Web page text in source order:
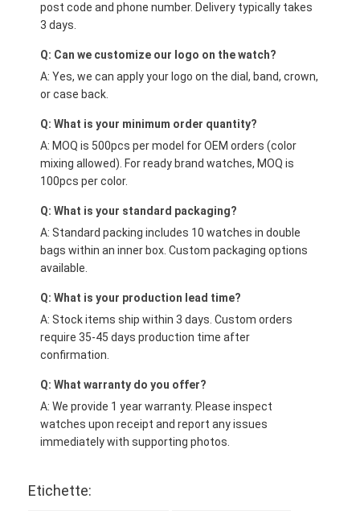
post code and phone number. Delivery typically takes
3 days.
Q: Can we customize our logo on the watch?
A: Yes, we can apply your logo on the dial, band, crown,
or case back.
Q: What is your minimum order quantity?
A: MOQ is 500pcs per model for OEM orders (color
mixing allowed). For ready brand watches, MOQ is
100pcs per color.
Q: What is your standard packaging?
A: Standard packing includes 10 watches in double
bags within an inner box. Custom packaging options
available.
Q: What is your production lead time?
A: Stock items ship within 3 days. Custom orders
require 35-45 days production time after
confirmation.
Q: What warranty do you offer?
A: We provide 1 year warranty. Please inspect
watches upon receipt and report any issues
immediately with supporting photos.
Etichette: